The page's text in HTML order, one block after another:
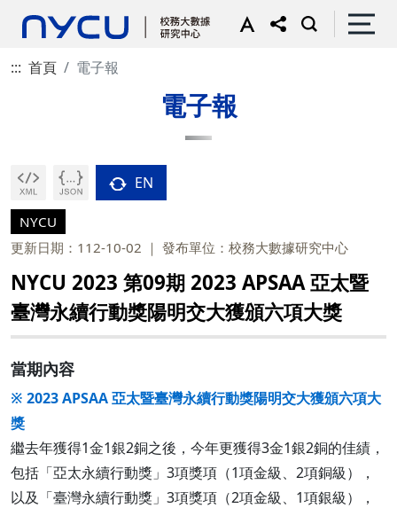
::: 首頁 電子報
電子報
EN
NYCU
更新日期：112-10-02
發布單位：校務大數據研究中心
NYCU 2023 第09期 2023 APSAA 亞太暨
臺灣永續行動獎陽明交大獲頒六項大獎
當期內容
※ 2023 APSAA 亞太暨臺灣永續行動獎陽明交大獲頒六項大
獎
繼去年獲得1金1銀2銅之後，今年更獲得3金1銀2銅的佳績，
包括「亞太永續行動獎」3項獎項（1項金級、2項銅級），
以及「臺灣永續行動獎」3項獎項（2項金級、1項銀級），